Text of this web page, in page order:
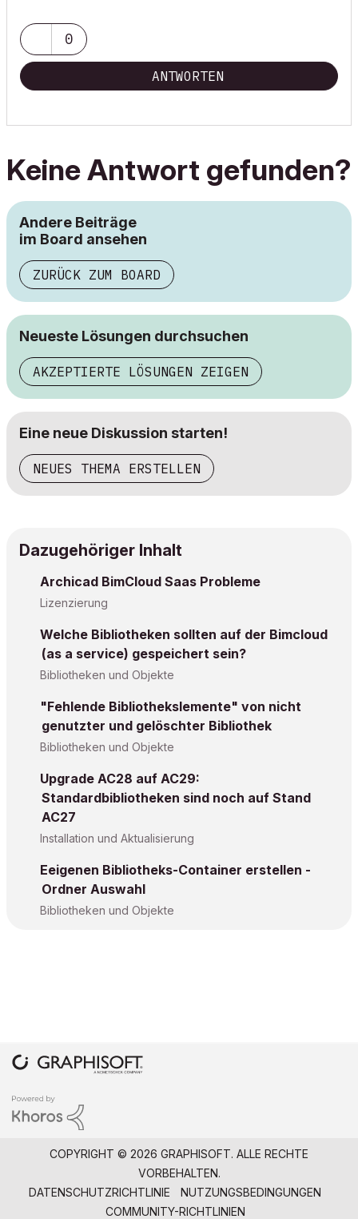
0
ANTWORTEN
Keine Antwort gefunden?
Andere Beiträge
im Board ansehen
ZURÜCK ZUM BOARD
Neueste Lösungen durchsuchen
AKZEPTIERTE LÖSUNGEN ZEIGEN
Eine neue Diskussion starten!
NEUES THEMA ERSTELLEN
Dazugehöriger Inhalt
Archicad BimCloud Saas Probleme
Lizenzierung
Welche Bibliotheken sollten auf der Bimcloud
(as a service) gespeichert sein?
Bibliotheken und Objekte
"Fehlende Bibliothekslemente" von nicht
genutzter und gelöschter Bibliothek
Bibliotheken und Objekte
Upgrade AC28 auf AC29:
Standardbibliotheken sind noch auf Stand
AC27
Installation und Aktualisierung
Eeigenen Bibliotheks-Container erstellen -
Ordner Auswahl
Bibliotheken und Objekte
COPYRIGHT © 2026 GRAPHISOFT. ALLE RECHTE
VORBEHALTEN.
DATENSCHUTZRICHTLINIE
NUTZUNGSBEDINGUNGEN
COMMUNITY-RICHTLINIEN